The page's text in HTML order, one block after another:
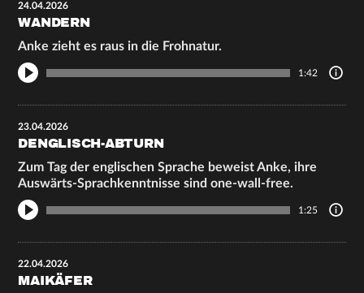
24.04.2026
WANDERN
Anke zieht es raus in die Frohnatur.
1:42
23.04.2026
DENGLISCH-ABTURN
Zum Tag der englischen Sprache beweist Anke, ihre
Auswärts-Sprachkenntnisse sind one-wall-free.
1:25
22.04.2026
MAIKÄFER